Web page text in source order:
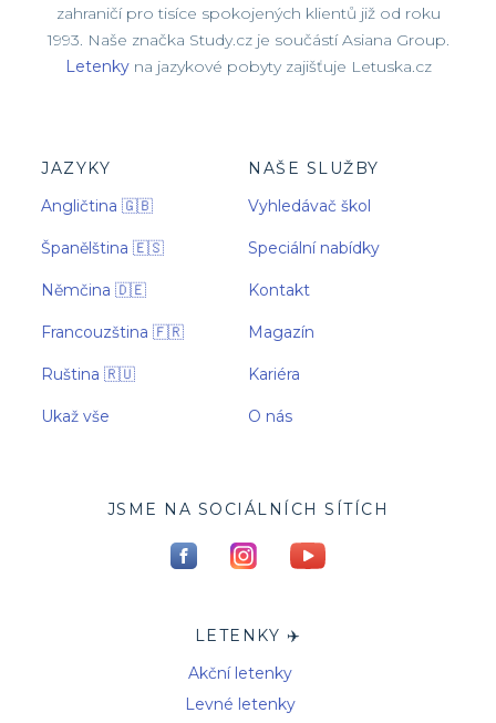
zahraničí pro tisíce spokojených klientů již od roku
1993. Naše značka Study.cz je součástí Asiana Group.
Letenkyna jazykové pobyty zajišťuje Letuska.cz
JAZYKY
Angličtina 🇬🇧
Španělština 🇪🇸
Němčina 🇩🇪
Francouzština 🇫🇷
Ruština 🇷🇺
Ukaž vše
NAŠE SLUŽBY
Vyhledávač škol
Speciální nabídky
Kontakt
Magazín
Kariéra
O nás
JSME NA SOCIÁLNÍCH SÍTÍCH
LETENKY ✈️
Akční letenky
Levné letenky